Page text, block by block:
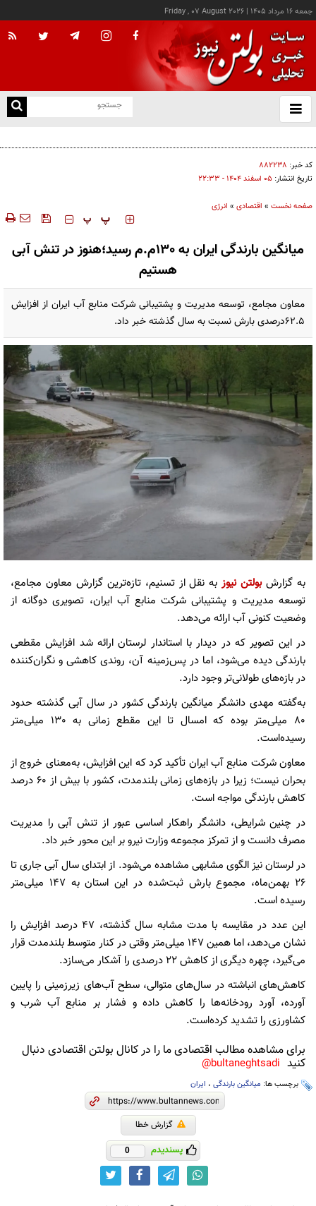
جمعه ۱۶ مرداد ۱۴۰۵ |
Friday , 07 August 2026
باز
و
کد خبر: ۸۸۲۲۳۸
تاریخ انتشار: ۰۵ اسفند ۱۴۰۴ - ۲۲:۳۳
صفحه نخست » اقتصادی » انرژی
‍‍‍ پ پ
میانگین بارندگی ایران به 130م.م رسید؛هنوز در تنش ‌آبی
هستیم
معاون مجامع، توسعه مدیریت و پشتیبانی شرکت منابع آب ایران از افزایش
62.5درصدی بارش‌ نسبت به سال گذشته خبر داد.
به گزارشبولتن نیوزبه نقل از تسنیم، تازه‌ترین گزارش معاون مجامع،
توسعه مدیریت و پشتیبانی شرکت منابع آب ایران، تصویری دوگانه از
وضعیت کنونی آب ارائه می‌دهد.
در این تصویر که در دیدار با استاندار لرستان ارائه شد افزایش مقطعی
بارندگی دیده می‌شود، اما در پس‌زمینه آن، روندی کاهشی و نگران‌کننده
در بازه‌های طولانی‌تر وجود دارد.
به‌گفته مهدی دانشگر میانگین بارندگی کشور در سال آبی گذشته حدود
80 میلی‌متر بوده که امسال تا این مقطع زمانی به 130 میلی‌متر
رسیده‌است.
معاون شرکت منابع آب ایران تأکید کرد که این افزایش، به‌‎معنای خروج از
بحران نیست؛ زیرا در بازه‌های زمانی بلندمدت، کشور با بیش از 60 درصد
کاهش بارندگی مواجه است.
در چنین شرایطی، دانشگر راهکار اساسی عبور از تنش آبی را مدیریت
مصرف دانست و از تمرکز مجموعه وزارت نیرو بر این محور خبر داد.
در لرستان نیز الگوی مشابهی مشاهده می‌شود. از ابتدای سال آبی جاری تا
26 بهمن‌ماه، مجموع بارش ثبت‌شده در این استان به 147 میلی‌متر
رسیده است.
این عدد در مقایسه با مدت مشابه سال گذشته، 47 درصد افزایش را
نشان می‌دهد، اما همین 147 میلی‌متر وقتی در کنار متوسط بلندمدت قرار
می‌گیرد، چهره دیگری از کاهش 22 درصدی را آشکار می‌سازد.
کاهش‌های انباشته در سال‌های متوالی، سطح آب‌های زیرزمینی را پایین
آورده، آورد رودخانه‌ها را کاهش داده و فشار بر منابع آب شرب و
کشاورزی را تشدید کرده‌است.
برای مشاهده مطالب اقتصادی ما را در کانال بولتن اقتصادی دنبال
کنید bultaneghtsadi@
برچسب ها: میانگین بارندگی ، ایران
گزارش خطا
پسندیدم 0